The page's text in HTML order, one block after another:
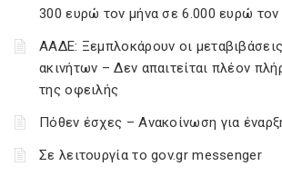
300 ευρώ τον μήνα σε 6.000 ευρώ τον
ΑΑΔΕ: Ξεμπλοκάρουν οι
ακινήτων – Δεν απαιτείται πλέον
της οφειλής
Πόθεν έσχες – Ανακοίνωση για
Σε λειτουργία το gov.gr messenger